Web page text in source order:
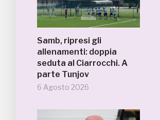
Samb, ripresi gli
allenamenti: doppia
seduta al Ciarrocchi. A
parte Tunjov
6 Agosto 2026